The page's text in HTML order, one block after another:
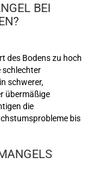
BEI
des Bodens zu hoch
schlechter
schwerer,
übermäßige
die
bis